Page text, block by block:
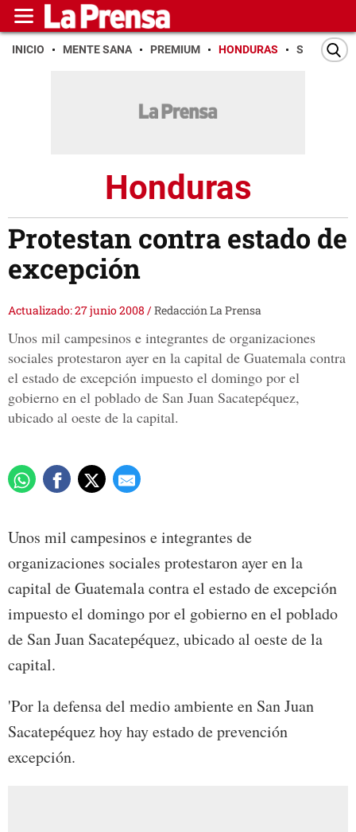
INICIO MENTE SANA PREMIUM HONDURAS SAN PEDRO
Honduras
Protestan contra estado de
excepción
Actualizado: 27 junio 2008 /Redacción La Prensa
Unos mil campesinos e integrantes de organizaciones
sociales protestaron ayer en la capital de Guatemala contra
el estado de excepción impuesto el domingo por el
gobierno en el poblado de San Juan Sacatepéquez,
ubicado al oeste de la capital.
Unos mil campesinos e integrantes de
organizaciones sociales protestaron ayer en la
capital de Guatemala contra el estado de excepción
impuesto el domingo por el gobierno en el poblado
de San Juan Sacatepéquez, ubicado al oeste de la
capital.
'Por la defensa del medio ambiente en San Juan
Sacatepéquez hoy hay estado de prevención
excepción.